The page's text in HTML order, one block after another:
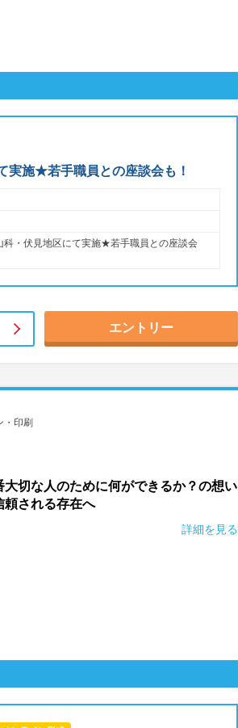
実施★若手職員との座談会も！
科・伏見地区にて実施★若手職員との座談会
エントリー
・印刷
大切な人のために何ができるか？の想い
頼される存在へ
詳細を見る